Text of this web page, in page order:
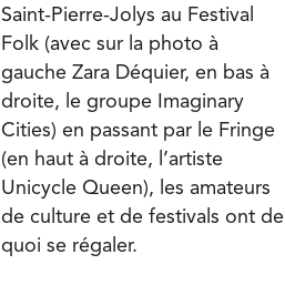
Saint-Pierre-Jolys au Festival
Folk (avec sur la photo à
gauche Zara Déquier, en bas à
droite, le groupe Imaginary
Cities) en passant par le Fringe
(en haut à droite, l’artiste
Unicycle Queen), les amateurs
de culture et de festivals ont de
quoi se régaler.